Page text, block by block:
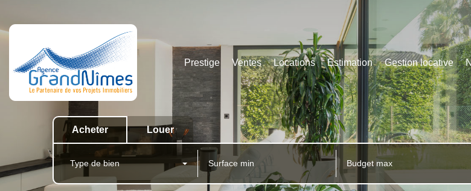
Prestige Ventes Locations Estimation Gestion locative
Acheter Louer
Type de bien